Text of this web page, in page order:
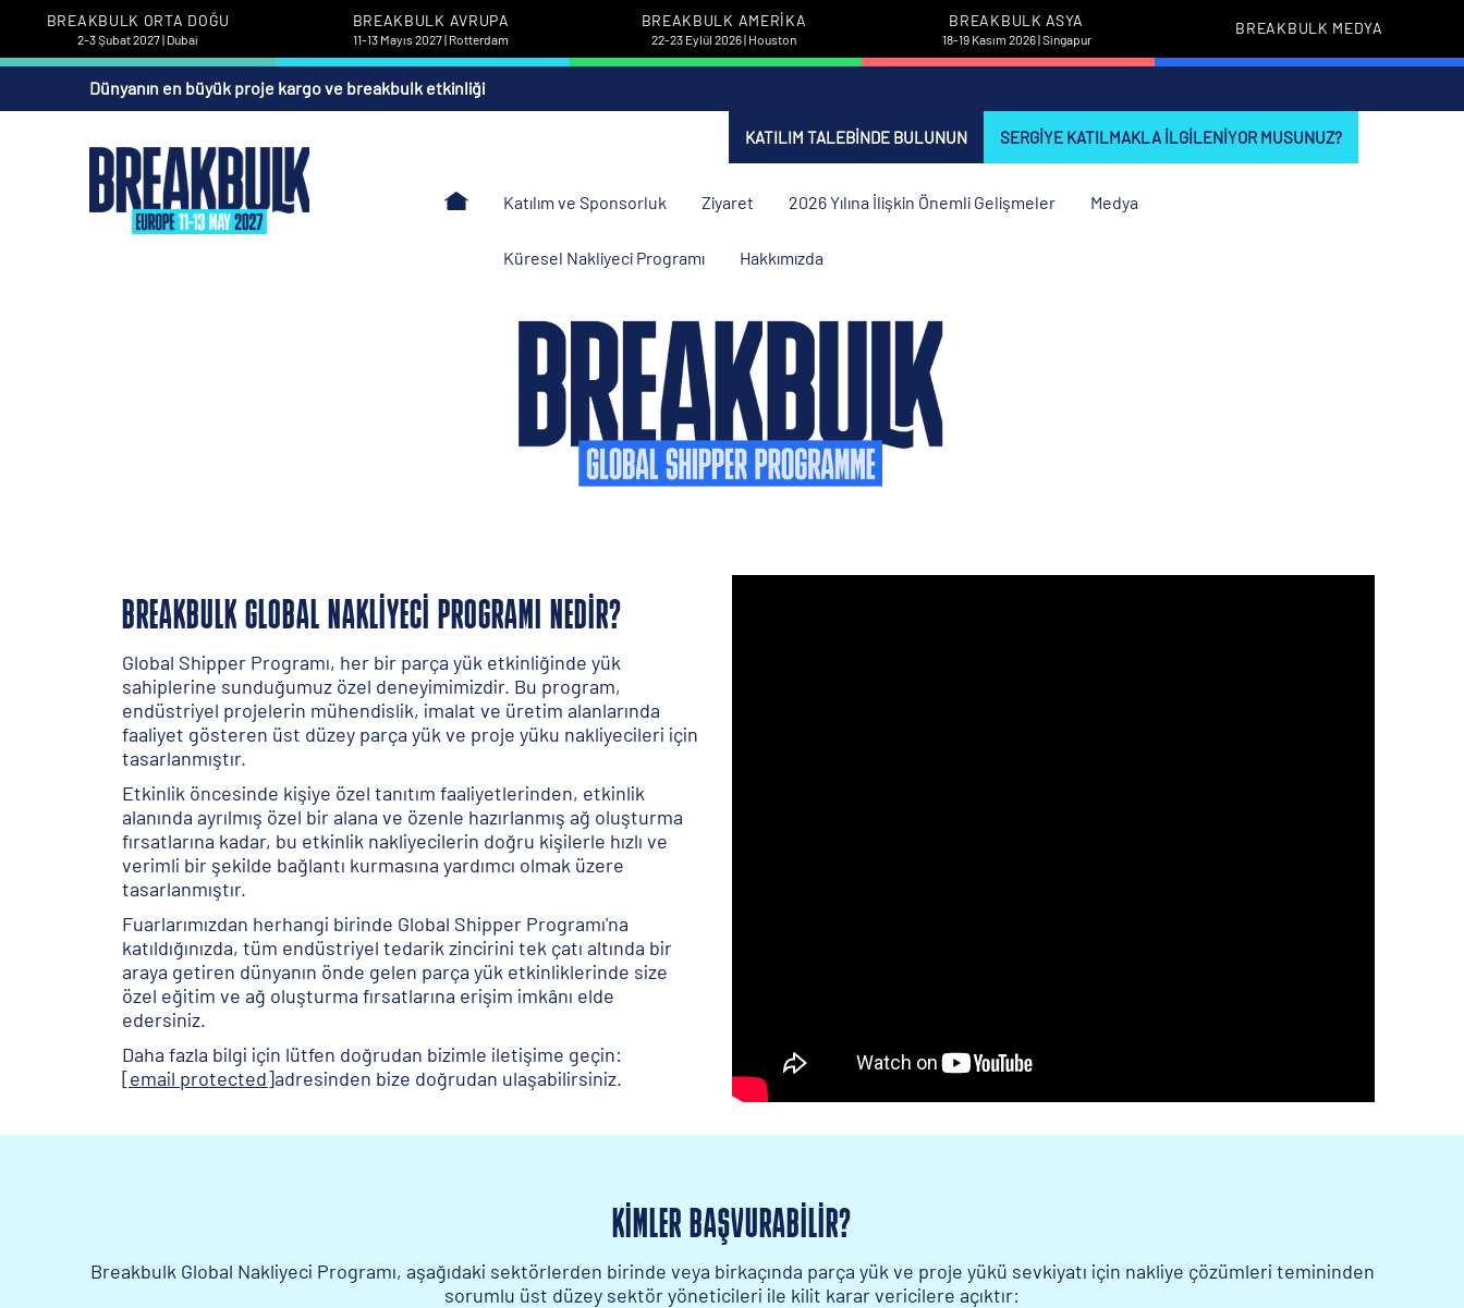
BREAKBULK ORTA DOĞU
2-3 Şubat 2027 | Dubai
BREAKBULK AVRUPA
11-13 Mayıs 2027 | Rotterdam
BREAKBULK AMERIKA
22-23 Eylül 2026 | Houston
BREAKBULK ASYA
18-19 Kasım 2026 | Singapur
BREAKBULK MEDYA
Dünyanın en büyük proje kargo ve breakbulk etkinliği
KATILIM TALEBINDE BULUNUN SERGIYE KATILMAKLA ILGILENIYOR MUSUNUZ?
Katılım ve Sponsorluk Ziyaret 2026 Yılına İlişkin Önemli Gelişmeler Medya
Küresel Nakliyeci Programı Hakkımızda
BREAKBULK GLOBAL NAKLIYECI PROGRAMI NEDIR?
Global Shipper Programı, her bir parça yük etkinliğinde yük
sahiplerine sunduğumuz özel deneyimimizdir. Bu program,
endüstriyel projelerin mühendislik, imalat ve üretim alanlarında
faaliyet gösteren üst düzey parça yük ve proje yüku nakliyecileri için
tasarlanmıştır.
Etkinlik öncesinde kişiye özel tanıtım faaliyetlerinden, etkinlik
alanında ayrılmış özel bir alana ve özenle hazırlanmış ağ oluşturma
fırsatlarına kadar, bu etkinlik nakliyecilerin doğru kişilerle hızlı ve
verimli bir şekilde bağlantı kurmasına yardımcı olmak üzere
tasarlanmıştır.
Fuarlarımızdan herhangi birinde Global Shipper Programı'na
katıldığınızda, tüm endüstriyel tedarik zincirini tek çatı altında bir
araya getiren dünyanın önde gelen parça yük etkinliklerinde size
özel eğitim ve ağ oluşturma fırsatlarına erişim imkânı elde
edersiniz.
Daha fazla bilgi için lütfen doğrudan bizimle iletişime geçin:
[email protected]adresinden bize doğrudan ulaşabilirsiniz.
KIMLER BAŞVURABILIR?
Breakbulk Global Nakliyeci Programı, aşağıdaki sektörlerden birinde veya birkaçında parça yük ve proje yükü sevkiyatı için nakliye çözümleri temininden
sorumlu üst düzey sektör yöneticileri ile kilit karar vericilere açıktır: